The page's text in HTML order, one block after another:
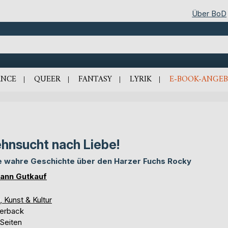
Über BoD
QUEER FANTASY LYRIK E-BOOK-
nach Liebe!
wahre Geschichte über den Harzer Fuchs Rocky
Gutkauf
Kunst & Kultur